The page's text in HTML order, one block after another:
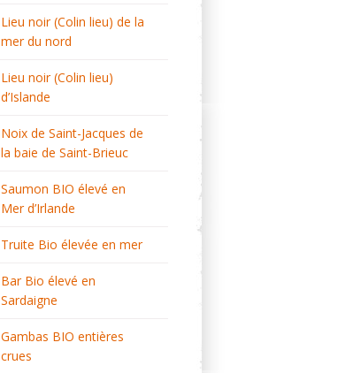
Lieu noir (Colin lieu) de la
mer du nord
Lieu noir (Colin lieu)
d’Islande
Noix de Saint-Jacques de
la baie de Saint-Brieuc
Saumon BIO élevé en
Mer d’Irlande
Truite Bio élevée en mer
Bar Bio élevé en
Sardaigne
Gambas BIO entières
crues